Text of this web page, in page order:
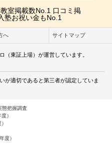
へ サイトマップ
（東証上場）が運営しています。
が適切であると第三者が認定していま
態把握調査
）
度）